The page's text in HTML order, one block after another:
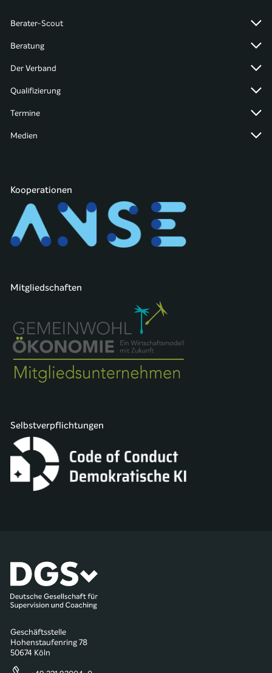
Berater-Scout
Beratung
Der Verband
Qualifizierung
Termine
Medien
Kooperationen
Mitgliedschaften
Selbstverpflichtungen
Geschäftsstelle
Hohenstaufenring 78
50674 Köln